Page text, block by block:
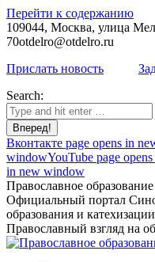
Перейти к содержанию
109044, Москва, улица
70otdelro@otdelro.ru
Прислать новость
Search:
Вконтакте page opens in
windowYouTube page
in new window
Православное образование
Официальный портал
образования и
Православный взгляд на